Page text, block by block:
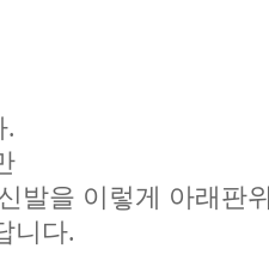
.
발을 이렇게 아래판
니다.